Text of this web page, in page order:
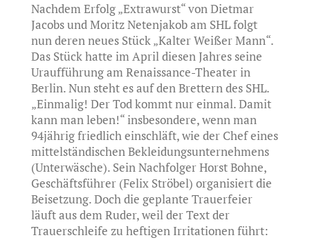
Nachdem Erfolg „Extrawurst“ von Dietmar
Jacobs und Moritz Netenjakob am SHL folgt
nun deren neues Stück „Kalter Weißer Mann“.
Das Stück hatte im April diesen Jahres seine
Uraufführung am Renaissance-Theater in
Berlin. Nun steht es auf den Brettern des SHL.
„Einmalig! Der Tod kommt nur einmal. Damit
kann man leben!“ insbesondere, wenn man
94jährig friedlich einschläft, wie der Chef eines
mittelständischen Bekleidungsunternehmens
(Unterwäsche). Sein Nachfolger Horst Bohne,
Geschäftsführer (Felix Ströbel) organisiert die
Beisetzung. Doch die geplante Trauerfeier
läuft aus dem Ruder, weil der Text der
Trauerschleife zu heftigen Irritationen führt: